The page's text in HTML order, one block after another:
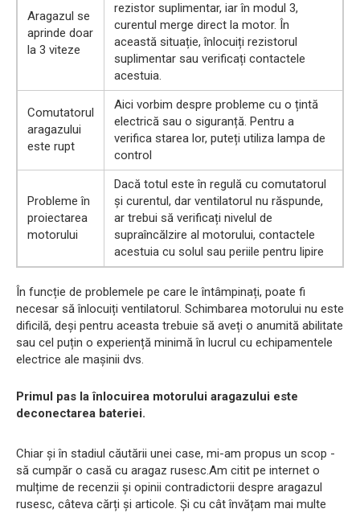
Aragazul se
aprinde doar
la 3 viteze
rezistor suplimentar, iar în modul 3,
curentul merge direct la motor. În
această situație, înlocuiți rezistorul
suplimentar sau verificați contactele
acestuia.
Comutatorul
aragazului
este rupt
Aici vorbim despre probleme cu o țintă
electrică sau o siguranță. Pentru a
verifica starea lor, puteți utiliza lampa de
control
Probleme în
proiectarea
motorului
Dacă totul este în regulă cu comutatorul
și curentul, dar ventilatorul nu răspunde,
ar trebui să verificați nivelul de
supraîncălzire al motorului, contactele
acestuia cu solul sau periile pentru lipire
În funcție de problemele pe care le întâmpinați, poate fi
necesar să înlocuiți ventilatorul. Schimbarea motorului nu este
dificilă, deși pentru aceasta trebuie să aveți o anumită abilitate
sau cel puțin o experiență minimă în lucrul cu echipamentele
electrice ale mașinii dvs.
Primul pas la înlocuirea motorului aragazului este
deconectarea bateriei.
Chiar și în stadiul căutării unei case, mi-am propus un scop -
să cumpăr o casă cu aragaz rusesc.Am citit pe internet o
mulțime de recenzii și opinii contradictorii despre aragazul
rusesc, câteva cărți și articole. Și cu cât învățam mai multe